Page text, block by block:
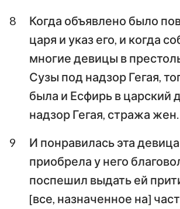
8
Когда объявлено было
царя и указ его, и когда
многие девицы в
Сузы под надзор Гегая,
была и Есфирь в царский
надзор Гегая, стража жен.
9
И понравилась эта
приобрела у него
поспешил выдать ей
[все, назначенное на]